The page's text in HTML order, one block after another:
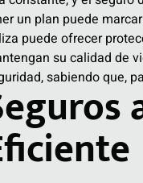
un plan puede
puede ofrecer
su calidad de
sabiendo que,